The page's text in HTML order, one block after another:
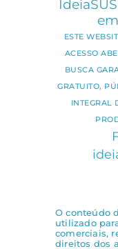
ESTE
ACESSO
BUSCA
GRATUITO,
INTEGRAL
O conteúdo
utilizado
comerciais,
direitos dos